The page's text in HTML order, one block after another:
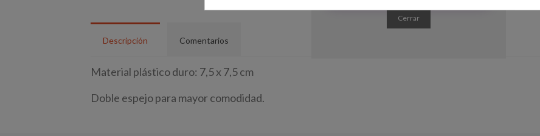
Descripción Comentarios
Material plástico duro: 7,5 x 7,5 cm
Doble espejo para mayor comodidad.
Cerrar